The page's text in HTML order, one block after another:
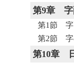
第9章
第1節 字
第2節 字
第10章